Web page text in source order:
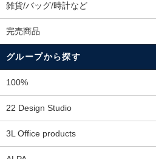
雑貨/バッグ/時計など
完売商品
グループから探す
100%
22 Design Studio
3L Office products